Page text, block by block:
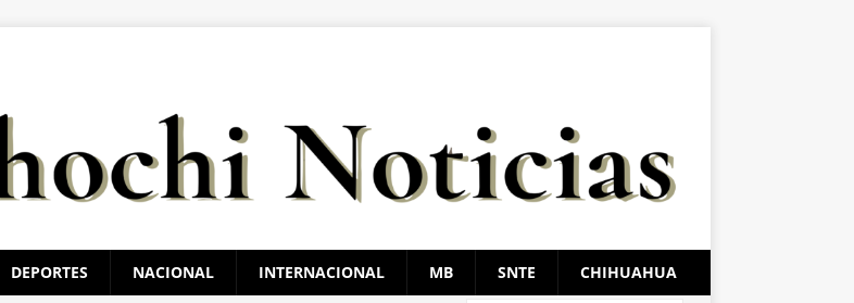
DEPORTES NACIONAL INTERNACIONAL MB SNTE CHIHUAHUA